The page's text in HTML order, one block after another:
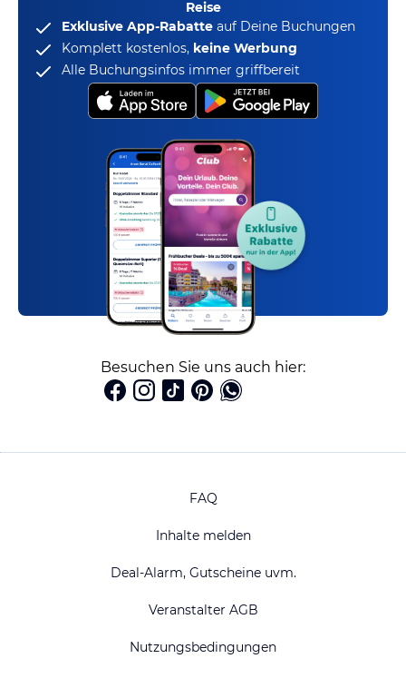
Reise
Exklusive App-Rabatte auf Deine Buchungen
Komplett kostenlos, keine Werbung
Alle Buchungsinfos immer griffbereit
Besuchen Sie uns auch hier:
FAQ
Inhalte melden
Deal-Alarm, Gutscheine uvm.
Veranstalter AGB
Nutzungsbedingungen